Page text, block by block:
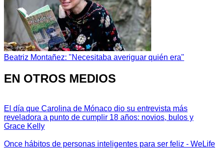
Beatriz Montañez: "Necesitaba averiguar quién era"
EN OTROS MEDIOS
El día que Carolina de Mónaco dio su entrevista más
reveladora a punto de cumplir 18 años: novios, bulos y
Grace Kelly
Once hábitos de personas inteligentes para ser feliz - WeLife